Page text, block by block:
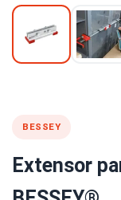
BESSEY
Extensor